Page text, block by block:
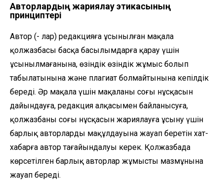
Авторлардың жариялау этикасының
принциптері
Автор (- лар) редакцияға ұсынылған мақала
қолжазбасы басқа басылымдарға қарау үшін
ұсынылмағанына, өзіндік өзіндік жұмыс болып
табылатынына және плагиат болмайтынына кепілдік
береді. Әр мақала үшін мақаланың соңғы нұсқасын
дайындауға, редакция алқасымен байланысуға,
қолжазбаның соңғы нұсқасын жариялауға ұсыну үшін
барлық авторлардың мақұлдауына жауап беретін хат-
хабарға автор тағайындалуы керек. Қолжазбада
көрсетілген барлық авторлар жұмыстың мазмұнына
жауап береді.